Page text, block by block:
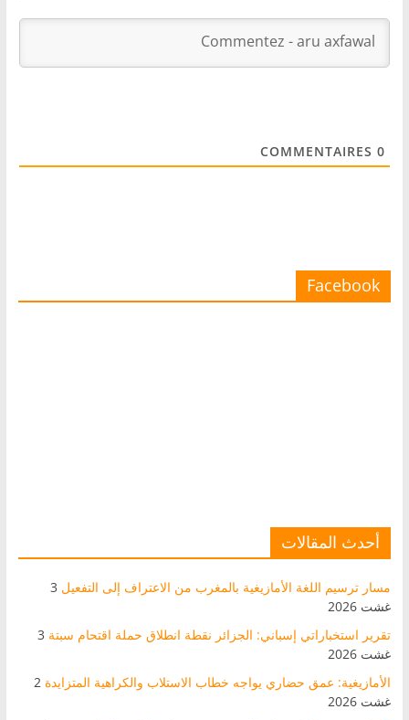
0
COMMENTAIRES
Facebook
أحدث المقالات
مسار ترسيم اللغة الأمازيغية بالمغرب من الاعتراف إلى التفعيل 3
غشت 2026
تقرير استخباراتي إسباني: الجزائر نقطة انطلاق حملة اقتحام سبتة 3
غشت 2026
الأمازيغية: عمق حضاري يواجه خطاب الاستلاب والكراهية المتزايدة 2
غشت 2026